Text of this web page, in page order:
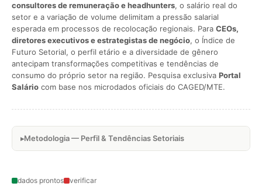
consultores de remuneração e headhunters, o salário real do
setor e a variação de volume delimitam a pressão salarial
esperada em processos de recolocação regionais. Para CEOs,
diretores executivos e estrategistas de negócio, o Índice de
Futuro Setorial, o perfil etário e a diversidade de gênero
antecipam transformações competitivas e tendências de
consumo do próprio setor na região. Pesquisa exclusiva Portal
Salário com base nos microdados oficiais do CAGED/MTE.
Metodologia — Perfil & Tendências Setoriais
dados prontos verificar